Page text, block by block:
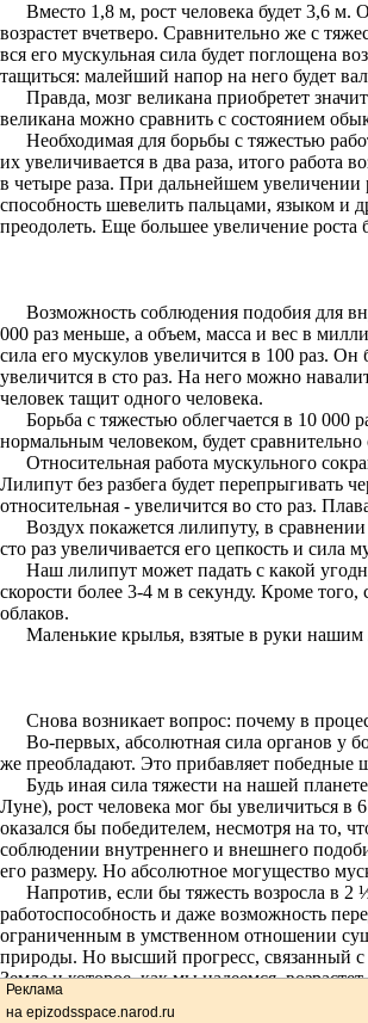
Вместо 1,8 м, рост человека будет 3,6 м.
возрастет вчетверо. Сравнительно же с
вся его мускульная сила будет поглощена
тащиться: малейший напор на него будет
Правда, мозг великана приобретет
великана можно сравнить с состоянием
Необходимая для борьбы с тяжестью
их увеличивается в два раза, итого работа
в четыре раза. При дальнейшем увеличении
способность шевелить пальцами, языком и
преодолеть. Еще большее увеличение
Возможность соблюдения подобия для
000 раз меньше, а объем, масса и вес в
сила его мускулов увеличится в 100 раз.
увеличится в сто раз. На него можно
человек тащит одного человека.
Борьба с тяжестью облегчается в 10
нормальным человеком, будет сравнительно
Относительная работа мускульного
Лилипут без разбега будет перепрыгивать
относительная - увеличится во сто раз.
Воздух покажется лилипуту, в
сто раз увеличивается его цепкость и сила
Наш лилипут может падать с какой
скорости более 3-4 м в секунду. Кроме
облаков.
Маленькие крылья, взятые в руки
Снова возникает вопрос: почему в
Во-первых, абсолютная сила органов у
же преобладают. Это прибавляет победные
Будь иная сила тяжести на нашей
Луне), рост человека мог бы увеличиться в
оказался бы победителем, несмотря на то,
соблюдении внутреннего и внешнего
его размеру. Но абсолютное могущество
Напротив, если бы тяжесть возросла в
работоспособность и даже возможность
ограниченным в умственном отношении
природы. Но высший прогресс, связанный с
Земле и которое, как мы надеемся,
сухопутных животных и сильнейшего
Реклама
на epizodsspace.narod.ru